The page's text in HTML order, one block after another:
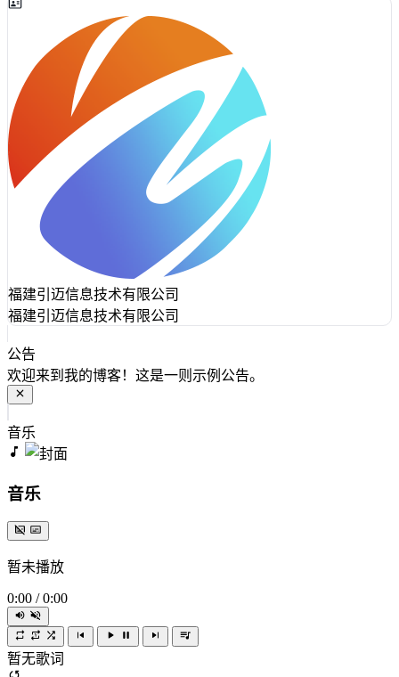
福建引迈信息技术有限公司
福建引迈信息技术有限公司
公告
欢迎来到我的博客！这是一则示例公告。
音乐
音乐
暂未播放
0:00 / 0:00
暂无歌词